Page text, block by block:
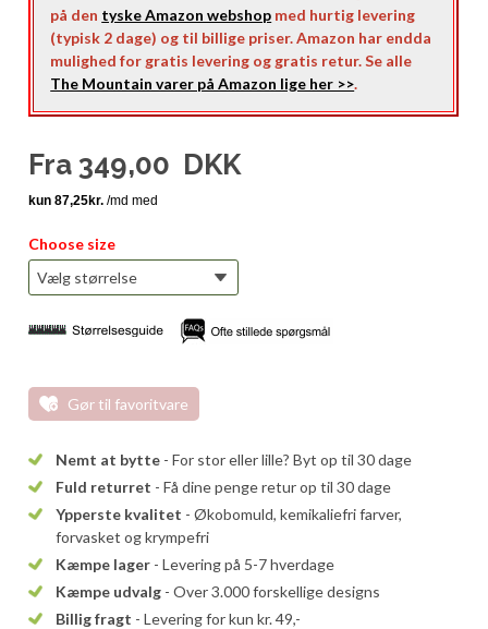
på den tyske Amazon webshop med hurtig levering
(typisk 2 dage) og til billige priser. Amazon har endda
mulighed for gratis levering og gratis retur. Se alle
The Mountain varer på Amazon lige her >>.
Fra 349,00 DKK
Choose size
Gør til favoritvare
Nemt at bytte - For stor eller lille? Byt op til 30 dage
Fuld returret - Få dine penge retur op til 30 dage
Ypperste kvalitet - Økobomuld, kemikaliefri farver,
forvasket og krympefri
Kæmpe lager - Levering på 5-7 hverdage
Kæmpe udvalg - Over 3.000 forskellige designs
Billig fragt - Levering for kun kr. 49,-